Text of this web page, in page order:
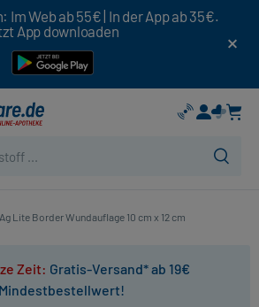
Im Web ab 55€ | In der App ab 35€.
App downloaden
Lite Border Wundauflage 10 cm x 12 cm
Zeit: Gratis-Versand* ab 19€
Mindestbestellwert!